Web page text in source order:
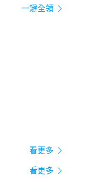
一鍵全領
看更多
看更多